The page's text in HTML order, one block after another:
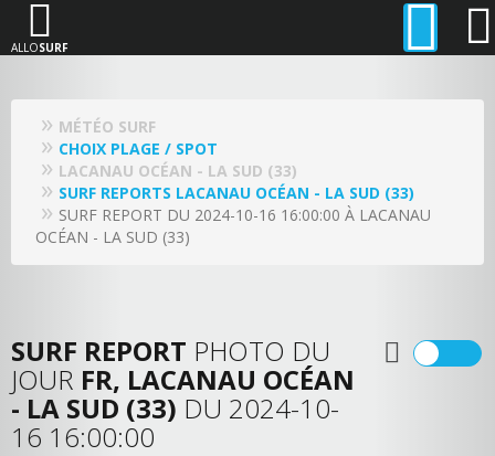
ALLOSURF
MÉTÉO SURF
CHOIX PLAGE / SPOT
LACANAU OCÉAN - LA SUD (33)
SURF REPORTS LACANAU OCÉAN - LA SUD (33)
SURF REPORT DU 2024-10-16 16:00:00 À LACANAU
OCÉAN - LA SUD (33)
SURF REPORT PHOTO DU
JOUR FR, LACANAU OCÉAN
- LA SUD (33) DU 2024-10-
16 16:00:00